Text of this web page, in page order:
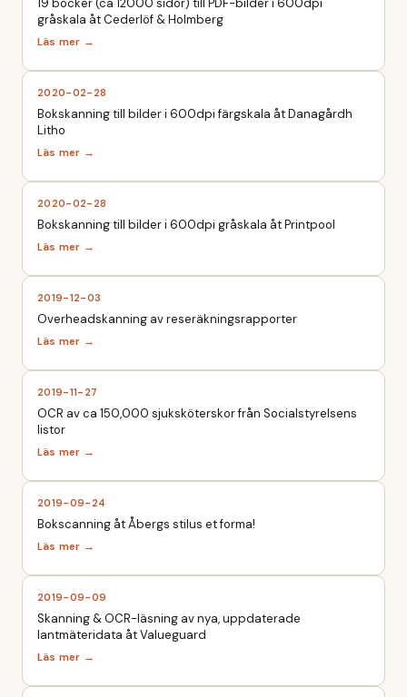
gråskala åt Cederlöf & Holmberg
2020-02-28
Bokskanning till bilder i 600dpi färgskala åt Danagårdh
Litho
2020-02-28
Bokskanning till bilder i 600dpi gråskala åt Printpool
2019-12-03
Overheadskanning av reseräkningsrapporter
2019-11-27
OCR av ca 150,000 sjuksköterskor från Socialstyrelsens
listor
2019-09-24
Bokscanning åt Åbergs stilus et forma!
2019-09-09
Skanning & OCR-läsning av nya, uppdaterade
lantmäteridata åt Valueguard